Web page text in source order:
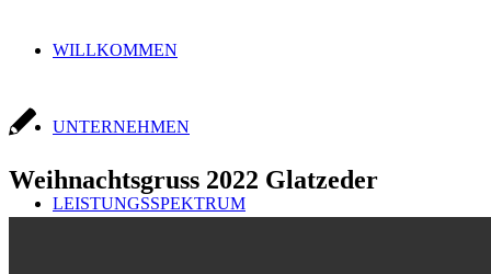
WILLKOMMEN
UNTERNEHMEN
LEISTUNGSSPEKTRUM
Weihnachtsgruss 2022 Glatzeder